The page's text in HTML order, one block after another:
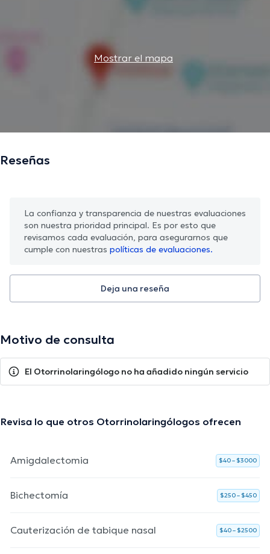
Mostrar el mapa
Reseñas
La confianza y transparencia de nuestras evaluaciones
son nuestra prioridad principal. Es por esto que
revisamos cada evaluación, para asegurarnos que
cumple con nuestras políticas de evaluaciones.
Deja una reseña
Motivo de consulta
El Otorrinolaringólogo no ha añadido ningún servicio
Revisa lo que otros Otorrinolaringólogos ofrecen
Amigdalectomia $40 – $3000
Bichectomía $250 – $450
Cauterización de tabique nasal $40 – $2500